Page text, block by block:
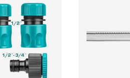
IN DEN WARENKORB